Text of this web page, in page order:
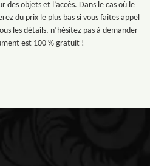
objets et l’accès. Dans le cas où le
du prix le plus bas si vous faites appel
les détails, n’hésitez pas à demander
est 100 % gratuit !